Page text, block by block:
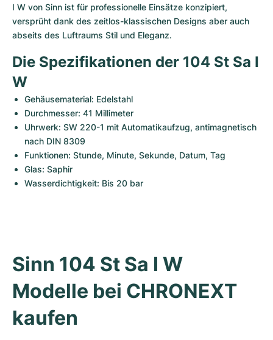
I W von Sinn ist für professionelle Einsätze konzipiert,
versprüht dank des zeitlos-klassischen Designs aber auch
abseits des Luftraums Stil und Eleganz.
Die Spezifikationen der 104 St Sa I
W
Gehäusematerial: Edelstahl
Durchmesser: 41 Millimeter
Uhrwerk: SW 220-1 mit Automatikaufzug, antimagnetisch
nach DIN 8309
Funktionen: Stunde, Minute, Sekunde, Datum, Tag
Glas: Saphir
Wasserdichtigkeit: Bis 20 bar
Sinn 104 St Sa I W
Modelle bei CHRONEXT
kaufen